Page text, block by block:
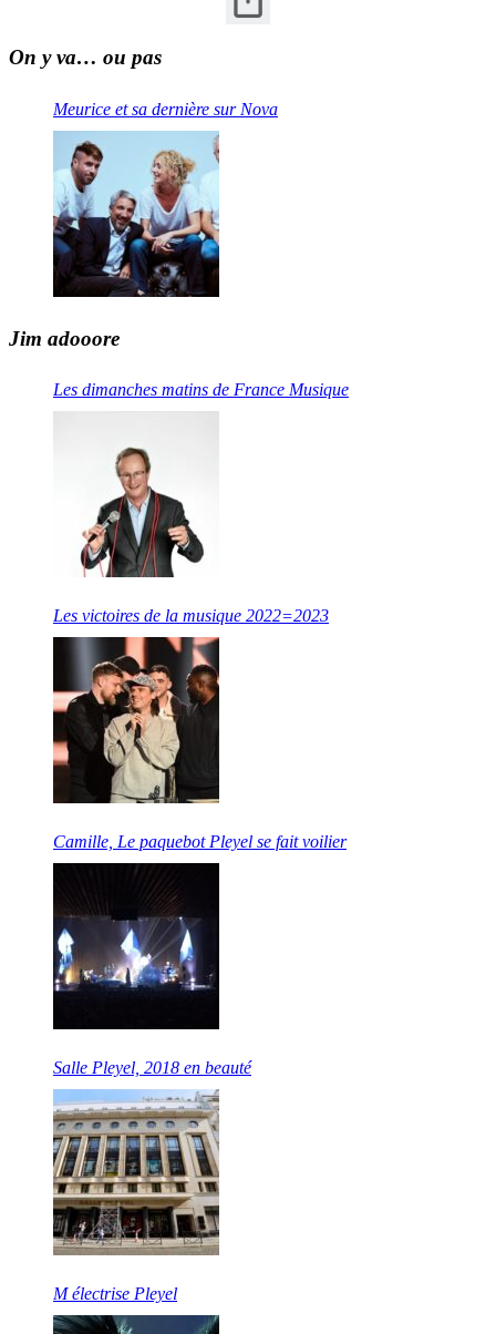
On y va… ou pas
Meurice et sa dernière sur Nova
Jim adooore
Les dimanches matins de France Musique
Les victoires de la musique 2022=2023
Camille, Le paquebot Pleyel se fait voilier
Salle Pleyel, 2018 en beauté
M électrise Pleyel